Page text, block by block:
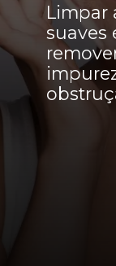
Limpar
suaves